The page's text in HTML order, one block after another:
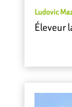
Ludovic
Éleveur